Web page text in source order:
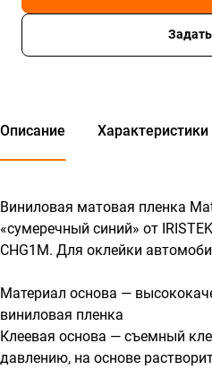
Описание Характеристики
Виниловая матовая пленка
«сумеречный синий» от
CHG1M. Для оклейки
Материал основа —
виниловая пленка
Клеевая основа — съемный
давлению, на основе